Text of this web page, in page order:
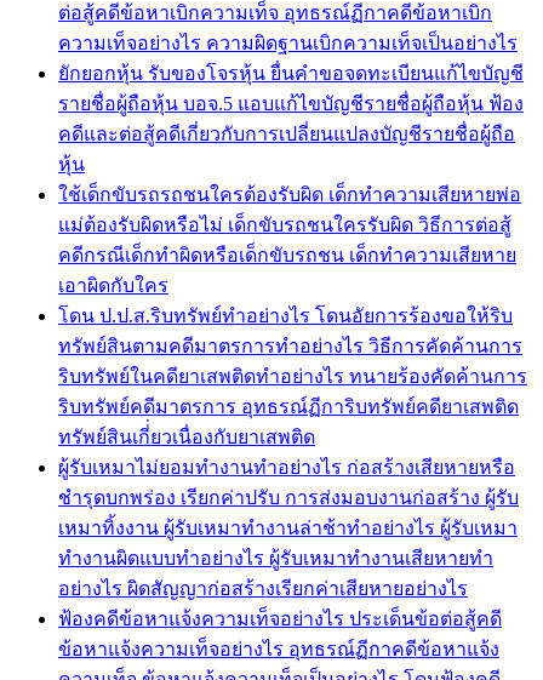
ต่อสู้คดีข้อหาเบิกความเท็จ อุทธรณ์ฏีกาคดีข้อหาเบิก
ความเท็จอย่างไร ความผิดฐานเบิกความเท็จเป็นอย่างไร
ยักยอกหุ้น รับของโจรหุ้น ยื่นคำขอจดทะเบียนแก้ไขบัญชี
รายชื่อผู้ถือหุ้น บอจ.5 แอบแก้ไขบัญชีรายชื่อผู้ถือหุ้น ฟ้อง
คดีและต่อสู้คดีเกี่ยวกับการเปลี่ยนแปลงบัญชีรายชื่อผู้ถือ
หุ้น
ใช้เด็กขับรถรถชนใครต้องรับผิด เด็กทำความเสียหายพ่อ
แม่ต้องรับผิดหรือไม่ เด็กขับรถชนใครรับผิด วิธีการต่อสู้
คดีกรณีเด็กทำผิดหรือเด็กขับรถชน เด็กทำความเสียหาย
เอาผิดกับใคร
โดน ป.ป.ส.ริบทรัพย์ทำอย่างไร โดนอัยการร้องขอให้ริบ
ทรัพย์สินตามคดีมาตรการทำอย่างไร วิธีการคัดค้านการ
ริบทรัพย์ในคดียาเสพติดทำอย่างไร ทนายร้องคัดค้านการ
ริบทรัพย์คดีมาตรการ อุทธรณ์ฏีการิบทรัพย์คดียาเสพติด
ทรัพย์สินเกี่่ยวเนื่องกับยาเสพติด
ผู้รับเหมาไม่ยอมทำงานทำอย่างไร ก่อสร้างเสียหายหรือ
ชำรุดบกพร่อง เรียกค่าปรับ การส่งมอบงานก่อสร้าง ผู้รับ
เหมาทิ้งงาน ผู้รับเหมาทำงานล่าช้าทำอย่างไร ผู้รับเหมา
ทำงานผิดแบบทำอย่างไร ผู้รับเหมาทำงานเสียหายทำ
อย่างไร ผิดสัญญาก่อสร้างเรียกค่าเสียหายอย่างไร
ฟ้องคดีข้อหาแจ้งความเท็จอย่างไร ประเด็นข้อต่อสู้คดี
ข้อหาแจ้งความเท็จอย่างไร อุทธรณ์ฏีกาคดีข้อหาแจ้ง